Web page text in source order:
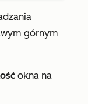
górnym
okna na